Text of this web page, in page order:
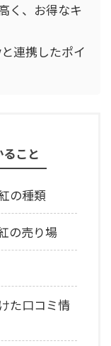
く、お得なキ
連携したポイ
こと
の種類
の売り場
た口コミ情